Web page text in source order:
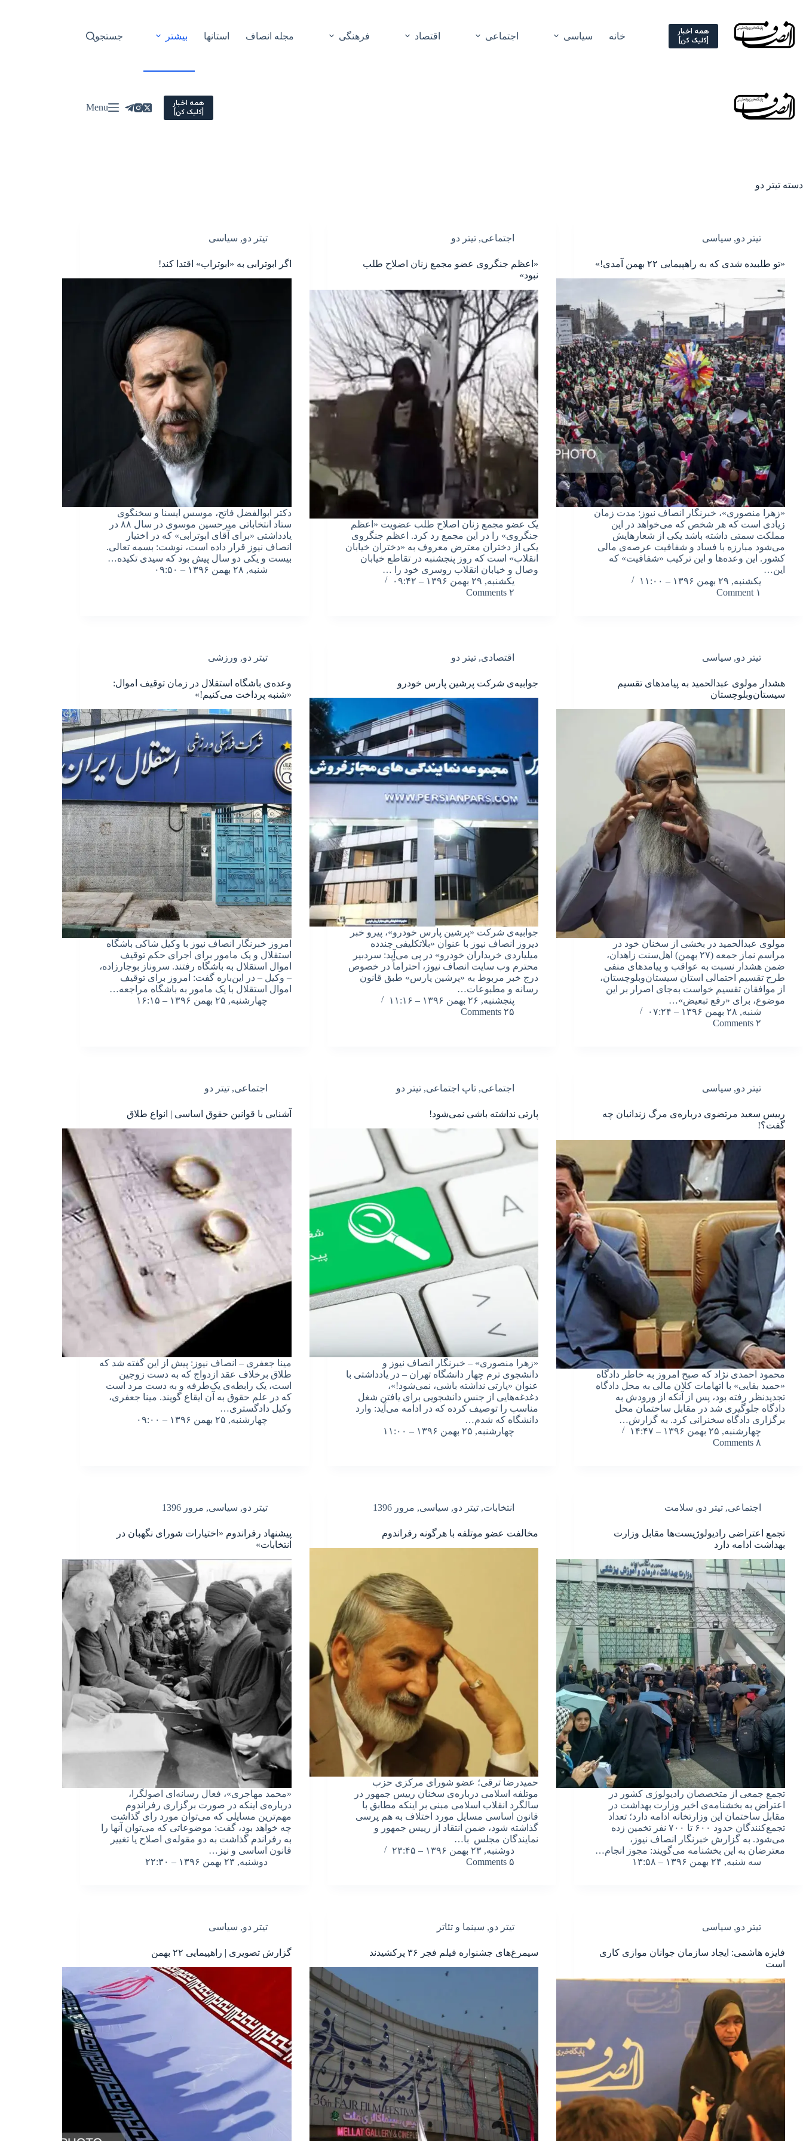
content
همه اخبار
[کلیک کن] خانه سیاسی اجتماعی اقتصاد فرهنگی مجله انصاف استانها بیشتر جستجو
همه اخبار
[کلیک کن] Menu
دسته تیتر دو
تیتر دو, سیاسی
«تو طلبیده شدی که به راهپیمایی ۲۲ بهمن آمدی!»
«زهرا منصوری»، خبرنگار انصاف نیوز: مدت زمان
زیادی است که هر شخص که می‌خواهد در این
مملکت سمتی داشته باشد یکی از شعارهایش
می‌شود مبارزه با فساد و شفافیت عرصه‌ی مالی
کشور. این وعده‌ها و این ترکیب «شفافیت» که
این…
یکشنبه, ۲۹ بهمن ۱۳۹۶ – ۱۱:۰۰
۱ Comment
اجتماعی,تیتر دو
«اعظم جنگروی عضو مجمع زنان اصلاح طلب
نبود»
یک عضو مجمع زنان اصلاح طلب عضویت «اعظم
جنگروی» را در این مجمع رد کرد. اعظم جنگروی
یکی از دختران معترض معروف به «دختران خیابان
انقلاب» است که روز پنجشنبه در تقاطع خیابان
وصال و خیابان انقلاب روسری خود را …
یکشنبه, ۲۹ بهمن ۱۳۹۶ – ۰۹:۴۲
۲ Comments
تیتر دو, سیاسی
اگر ابوترابی به «ابوتراب» اقتدا کند!
دکتر ابوالفضل فاتح، موسس ایسنا و سخنگوی
ستاد انتخاباتی میرحسین موسوی در سال ۸۸ در
یادداشتی «برای آقای ابوترابی» که در اختیار
انصاف نیوز قرار داده است، نوشت: بسمه تعالی.
بیست و یکی دو سال پیش بود که سیدی تکیده…
شنبه, ۲۸ بهمن ۱۳۹۶ – ۰۹:۵۰
تیتر دو, سیاسی
هشدار مولوی عبدالحمید به پیامدهای تقسیم
سیستان‌وبلوچستان
مولوی عبدالحمید در بخشی از سخنان خود در
مراسم نماز جمعه (۲۷ بهمن) اهل‌سنت زاهدان،
ضمن هشدار نسبت به عواقب و پیامدهای منفی
طرح تقسیم احتمالی استان سیستان‌وبلوچستان،
از موافقان تقسیم خواست به‌جای اصرار بر این
موضوع، برای «رفع تبعیض»…
شنبه, ۲۸ بهمن ۱۳۹۶ – ۰۷:۲۴
۲ Comments
اقتصادی,تیتر دو
جوابیه‌ی شرکت پرشین پارس خودرو
جوابیه‌ی شرکت «پرشین پارس خودرو»، پیرو خبر
دیروز انصاف نیوز با عنوان «بلاتکلیفی چندده
میلیاردی خریداران خودرو» در پی می‌آید: سردبیر
محترم وب سایت انصاف نیوز، احتراماً در خصوص
درج خبر مربوط به «پرشین پارس» طبق قانون
رسانه و مطبوعات…
پنجشنبه, ۲۶ بهمن ۱۳۹۶ – ۱۱:۱۶
۲۵ Comments
تیتر دو, ورزشی
وعده‌ی باشگاه استقلال در زمان توقیف اموال:
«شنبه پرداخت می‌کنیم!»
امروز خبرنگار انصاف نیوز با وکیل شاکی باشگاه
استقلال و یک مامور برای اجرای حکم توقیف
اموال استقلال به باشگاه رفتند. سروناز بوجارزاده،
– وکیل – در این‌باره گفت: امروز برای توقیف
اموال استقلال با یک مامور به باشگاه مراجعه…
چهارشنبه, ۲۵ بهمن ۱۳۹۶ – ۱۶:۱۵
تیتر دو, سیاسی
رییس سعید مرتضوی درباره‌ی مرگ زندانیان چه
گفت؟!
محمود احمدی نژاد که صبح امروز به خاطر دادگاه
«حمید بقایی» با اتهامات کلان مالی به محل دادگاه
تجدیدنظر رفته بود، پس از آنکه از ورودش به
دادگاه جلوگیری شد در مقابل ساختمان محل
برگزاری دادگاه سخنرانی کرد. به گزارش…
چهارشنبه, ۲۵ بهمن ۱۳۹۶ – ۱۴:۴۷
۸ Comments
اجتماعی,تاپ اجتماعی,تیتر دو
پارتی نداشته باشی نمی‌شود!
«زهرا منصوری» – خبرنگار انصاف نیوز و
دانشجوی ترم چهار دانشگاه تهران – در یادداشتی با
عنوان «پارتی نداشته باشی، نمی‌شود!»،
دغدغه‌هایی از جنس دانشجویی برای یافتن شغل
مناسب را توصیف کرده که در ادامه می‌آید: وارد
دانشگاه که شدم…
چهارشنبه, ۲۵ بهمن ۱۳۹۶ – ۱۱:۰۰
اجتماعی,تیتر دو
آشنایی با قوانین حقوق اساسی | انواع طلاق
مینا جعفری – انصاف نیوز: پیش از این گفته شد که
طلاق برخلاف عقد ازدواج که به دست زوجین
است، یک رابطه‌ی یک‌طرفه و به دست مرد است
که در علم حقوق به آن ایقاع گویند. مینا جعفری،
وکیل دادگستری…
چهارشنبه, ۲۵ بهمن ۱۳۹۶ – ۰۹:۰۰
اجتماعی, تیتر دو, سلامت
تجمع اعتراضی رادیولوژیست‌ها مقابل وزارت
بهداشت ادامه دارد
تجمع جمعی از متخصصان رادیولوژی کشور در
اعتراض به بخشنامه‌ی اخیر وزارت بهداشت در
مقابل ساختمان این وزارتخانه ادامه دارد؛ تعداد
تجمع‌کنندگان حدود ۶۰۰ تا ۷۰۰ نفر تخمین زده
می‌شود. به گزارش خبرنگار انصاف نیوز،
معترضان به این بخشنامه می‌گویند: مجوز انجام…
سه شنبه, ۲۴ بهمن ۱۳۹۶ – ۱۳:۵۸
انتخابات,تیتر دو, سیاسی, مرور 1396
مخالفت عضو موتلفه با هرگونه رفراندوم
حمیدرضا ترقی؛ عضو شورای مرکزی حزب
موتلفه اسلامی درباره‌ی سخنان رییس جمهور در
سالگرد انقلاب اسلامی مبنی بر اینکه مطابق با
قانون اساسی مسایل مورد اختلاف به هم پرسی
گذاشته شود، ضمن انتقاد از رییس جمهور و
نمایندگان مجلس با…
دوشنبه, ۲۳ بهمن ۱۳۹۶ – ۲۳:۴۵
۵ Comments
تیتر دو, سیاسی, مرور 1396
پیشنهاد رفراندوم «اختیارات شورای نگهبان در
انتخابات»
«محمد مهاجری»، فعال رسانه‌ای اصولگرا،
درباره‌ی اینکه در صورت برگزاری رفراندوم
مهم‌ترین مسایلی که می‌توان مورد رای گذاشت
چه خواهد بود، گفت: موضوعاتی که می‌توان آنها را
به رفراندم گذاشت به دو مقوله‌ی اصلاح یا تغییر
قانون اساسی و نیز…
دوشنبه, ۲۳ بهمن ۱۳۹۶ – ۲۲:۳۰
تیتر دو, سیاسی
فایزه هاشمی: ایجاد سازمان جوانان موازی کاری
است
تیتر دو, سینما و تئاتر
سیمرغ‌های جشنواره فیلم فجر ۳۶ پرکشیدند
تیتر دو, سیاسی
گزارش تصویری | راهپیمایی ۲۲ بهمن